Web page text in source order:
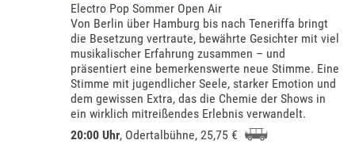
Electro Pop Sommer Open Air
Von Berlin über Hamburg bis nach Teneriffa bringt
die Besetzung vertraute, bewährte Gesichter mit viel
musikalischer Erfahrung zusammen – und
präsentiert eine bemerkenswerte neue Stimme. Eine
Stimme mit jugendlicher Seele, starker Emotion und
dem gewissen Extra, das die Chemie der Shows in
ein wirklich mitreißendes Erlebnis verwandelt.
20:00 Uhr, Odertalbühne, 25,75 €